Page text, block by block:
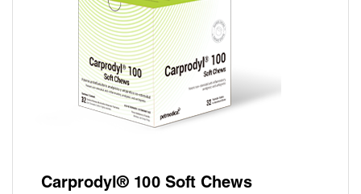
Carprodyl® 100 Soft Chews